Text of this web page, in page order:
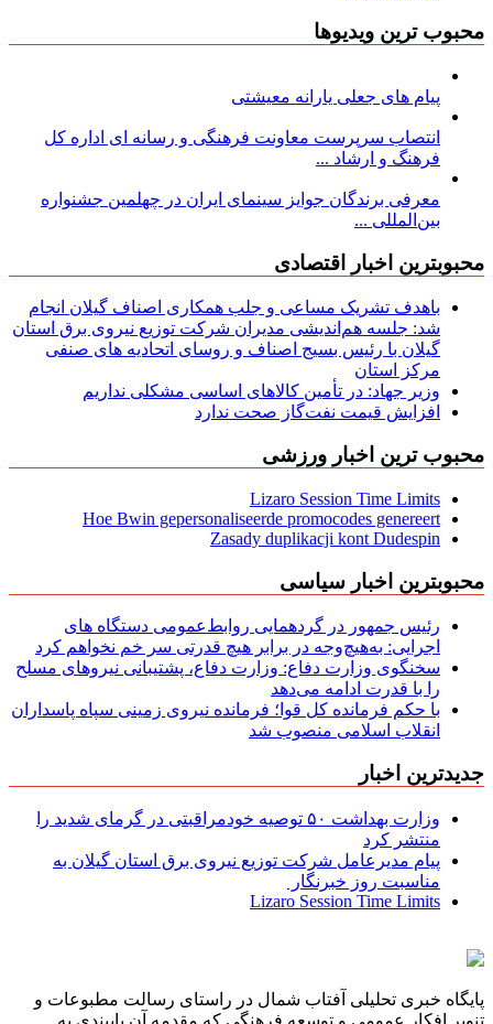
محبوب ترین ویدیوها
پیام های جعلی یارانه معیشتی
انتصاب سرپرست معاونت فرهنگی و رسانه ای اداره کل
فرهنگ و ارشاد ...
معرفی برندگان جوایز سینمای ایران در چهلمین جشنواره
بین‌المللی ...
محبوبترین اخبار اقتصادی
باهدف تشریک مساعی و جلب همکاری اصناف گیلان انجام
شد: جلسه هم‌اندیشی مدیران شركت توزیع نیروی برق استان
گیلان با رئیس بسیج اصناف و روسای اتحادیه های صنفی
مركز استان
وزیر جهاد: در تأمین کالاهای اساسی مشکلی نداریم
افزایش قیمت نفت‌گاز صحت ندارد
محبوب ترین اخبار ورزشی
Lizaro Session Time Limits
Hoe Bwin gepersonaliseerde promocodes genereert
Zasady duplikacji kont Dudespin
محبوبترین اخبار سیاسی
رئیس جمهور در گردهمایی روابط‌عمومی دستگاه های
اجرایی: به‌هیچ‌وجه در برابر هیچ قدرتی سر خم نخواهم کرد
سخنگوی وزارت دفاع: وزارت دفاع، پشتیبانی نیرو‌های مسلح
را با قدرت ادامه می‌دهد
با حکم فرمانده کل قوا؛ فرمانده نیروی زمینی سپاه پاسداران
انقلاب اسلامی منصوب شد
جدیدترین اخبار
وزارت بهداشت ۵۰ توصیه خودمراقبتی در گرمای شدید را
منتشر کرد
پیام مدیرعامل شركت توزیع نیروی برق استان گیلان به
مناسبت روز خبرنگار ‌
Lizaro Session Time Limits
پایگاه خبری تحلیلی آفتاب شمال در راستای رسالت مطبوعات و
تنویر افکار عمومی و توسعه فرهنگی که مقدمه آن پایبندی به